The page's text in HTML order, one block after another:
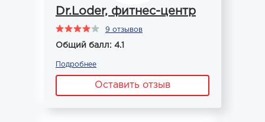
Dr.Loder, фитнес-центр
9 отзывов
Общий балл: 4.1
Подробнее
Оставить отзыв